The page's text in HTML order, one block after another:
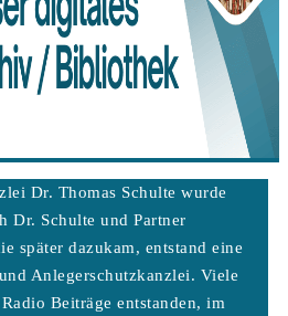
Dr. Thomas Schulte wurde
Dr. Schulte und Partner
später dazukam, entstand eine
Anlegerschutzkanzlei. Viele
Beiträge entstanden, im